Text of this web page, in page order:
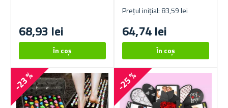
68,93 lei
Prețul inițial: 83,59 lei
64,74 lei
-23 % -25 %